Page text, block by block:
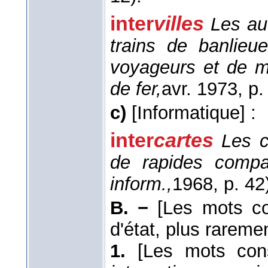
intervilles Les
trains de
voyageurs et de
de fer,avr. 1973,
c) [Informatique] :
intercartes Les
de rapides
inform.,1968, p.
B. − [Les mots
d'état, plus
1.
[Les mots